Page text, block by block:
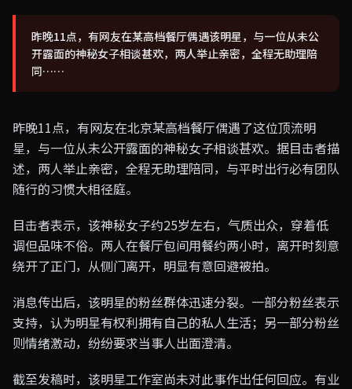
昨晚11点，有网友在某高档餐厅偶遇该明星，与一位从未公
开露面的神秘女子相谈甚欢，两人举止亲密，全程无助理陪
同……
昨晚11点，有网友在北京某高档餐厅偶遇了这位顶流明
星，与一位从未公开露面的神秘女子相谈甚欢。据目击者描
述，两人举止亲密，全程无助理陪同，与平时出行必有团队
随行的习惯大相径庭。
目击者表示，该神秘女子约25岁左右，气质出众，穿着低
调但品味不俗。两人在餐厅包间用餐约两小时，离开时刻意
绕开了正门，从侧门离开，明显有意回避被拍。
消息传出后，该明星的粉丝群体迅速分裂。一部分粉丝表示
支持，认为明星有权利拥有自己的私人生活；另一部分粉丝
则情绪激动，纷纷要求当事人出面澄清。
截至发稿时，该明星工作室尚未对此事作出任何回应。有业